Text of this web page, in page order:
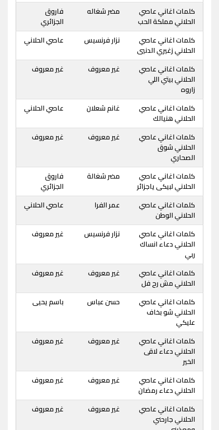
كلمات اغاني عاصي
الحلاني مملكة الحب
مضر شغاله
فاروق
الجزائري
كلمات اغاني عاصي
الحلاني زغيري الدنيي
نزار فرنسيس عاصي الحلاني
كلمات اغاني عاصي
الحلاني بيتي اللي
زاروه
غير معروف غير معروف
كلمات اغاني عاصي
الحلاني هنيالك
غانم شعلان عاصي الحلاني
كلمات اغاني عاصي
الحلاني شوق
الصحاري
غير معروف غير معروف
كلمات اغاني عاصي
الحلاني لبيكى ياجزائر
مضر شغالة
فاروق
الجزائري
كلمات اغاني عاصي
الحلاني الوطن
عمر الفرا عاصي الحلاني
كلمات اغاني عاصي
الحلاني دعاء انساك
ربي
نزار فرنسيس غير معروف
كلمات اغاني عاصي
الحلاني مش رح فل
غير معروف غير معروف
كلمات اغاني عاصي
الحلاني شو بخاف
عليكي
حسن عباس باسم يحيى
كلمات اغاني عاصي
الحلاني دعاء لاقى
الخير
غير معروف غير معروف
كلمات اغاني عاصي
الحلاني دعاء رمضان
غير معروف غير معروف
كلمات اغاني عاصي
الحلاني جارحني
غير معروف غير معروف